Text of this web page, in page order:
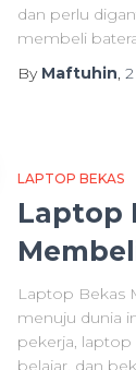
dan perlu
membeli
By Maftuhin,
LAPTOP BEKAS
Laptop
Laptop Bekas
menuju dunia
pekerja, laptop
belajar, dan